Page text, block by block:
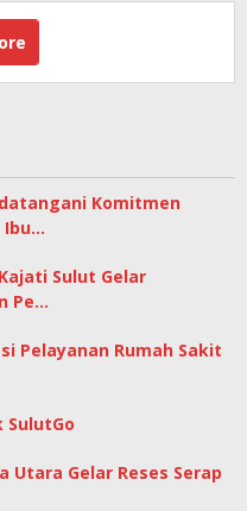
Komitmen
Ibu…
Sulut Gelar
Pe…
Pelayanan Rumah Sakit
SulutGo
Utara Gelar Reses Serap